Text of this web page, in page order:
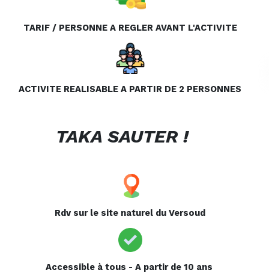
TARIF / PERSONNE A REGLER AVANT L'ACTIVITE
ACTIVITE REALISABLE A PARTIR DE 2 PERSONNES
TAKA SAUTER !
Rdv sur le site naturel du Versoud
Accessible à tous - A partir de 10 ans